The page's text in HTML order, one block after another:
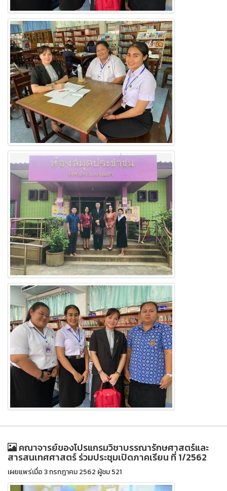
คณาจารย์ของโปรแกรมวิชาบรรณารักษศาสตร์และ
สารสนเทศศาสตร์ ร่วมประชุมเปิดภาคเรียน ที่ 1/2562
เผยแพร่เมื่อ 3 กรกฎาคม 2562 ผู้ชม 521